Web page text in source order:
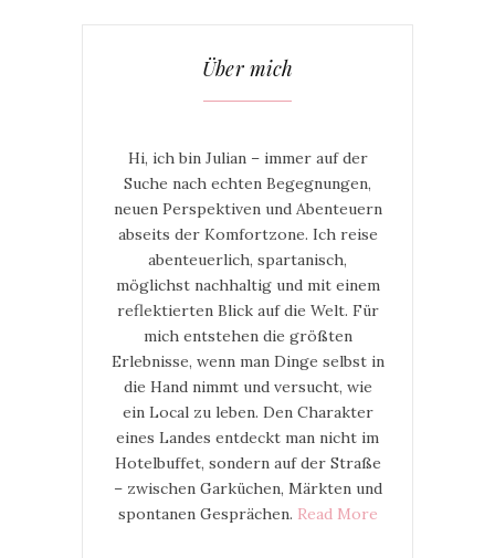
Über mich
Hi, ich bin Julian – immer auf der
Suche nach echten Begegnungen,
neuen Perspektiven und Abenteuern
abseits der Komfortzone. Ich reise
abenteuerlich, spartanisch,
möglichst nachhaltig und mit einem
reflektierten Blick auf die Welt. Für
mich entstehen die größten
Erlebnisse, wenn man Dinge selbst in
die Hand nimmt und versucht, wie
ein Local zu leben. Den Charakter
eines Landes entdeckt man nicht im
Hotelbuffet, sondern auf der Straße
– zwischen Garküchen, Märkten und
spontanen Gesprächen. Read More